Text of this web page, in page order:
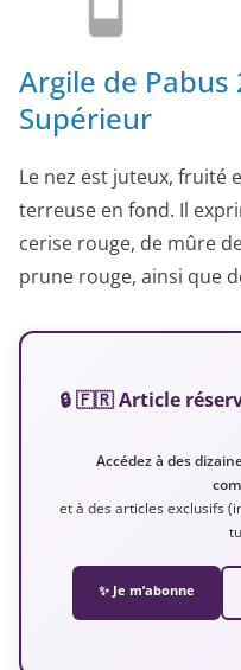
Argile de Pabus
Supérieur
Le nez est juteux, fruité
terreuse en fond. Il
cerise rouge, de mûre
prune rouge, ainsi que
🔒 🇫🇷 Article
Accédez à des
et à des articles exclusifs
✨ Je m’abonne